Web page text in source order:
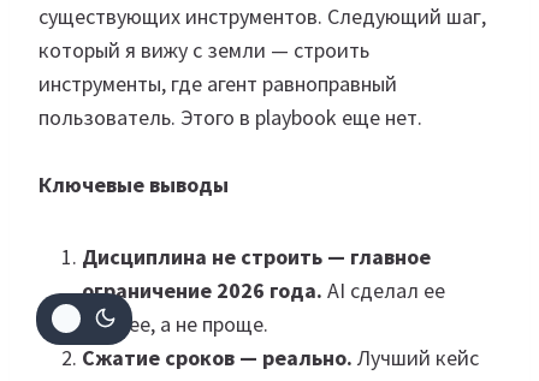
существующих инструментов. Следующий шаг,
который я вижу с земли — строить
инструменты, где агент равноправный
пользователь. Этого в playbook еще нет.
Ключевые выводы
Дисциплина не строить — главное
ограничение 2026 года. AI сделал ее
важнее, а не проще.
Сжатие сроков — реально. Лучший кейс